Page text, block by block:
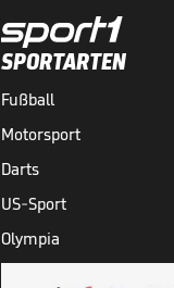
SPORTARTEN
Fußball
Motorsport
Darts
US-Sport
Olympia